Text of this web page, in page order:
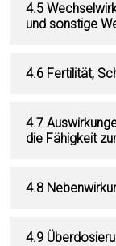
4.5
und sonstige
4.6 Fertilität,
4.7
die Fähigkeit
4.8
4.9